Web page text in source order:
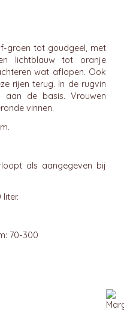
groen tot goudgeel, met
lichtblauw tot oranje
wat aflopen. Ook
rijen terug. In de rugvin
de basis. Vrouwen
vinnen.
als aangegeven bij
70-300